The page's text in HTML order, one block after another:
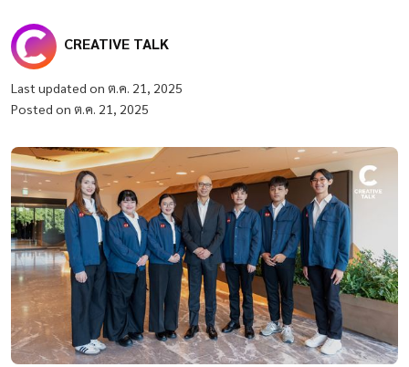
CREATIVE TALK
Last updated on ต.ค. 21, 2025
Posted on ต.ค. 21, 2025